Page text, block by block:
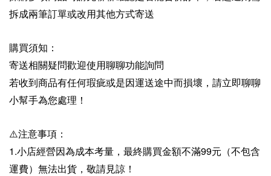
拆成兩筆訂單或改用其他方式寄送
購買須知：
寄送相關疑問歡迎使用聊聊功能詢問
若收到商品有任何瑕疵或是因運送途中而損壞，請立即聊聊
小幫手為您處理！
⚠️注意事項：
1.小店經營因為成本考量，最終購買金額不滿99元（不包含
運費）無法出貨，敬請見諒！